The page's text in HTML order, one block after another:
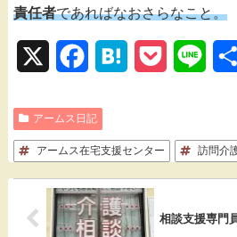
責任者であればなおさらなこと。
c
e
b
o
e
n
a
e
t
e
アームス日記
アームス在宅支援センター 訪問介
相談支援専門